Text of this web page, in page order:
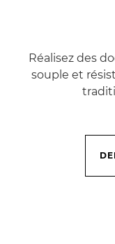
Réalisez des
souple et